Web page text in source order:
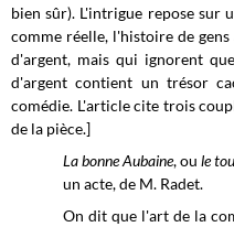
bien sûr). L'intrigue repose sur
comme réelle, l'histoire de
d'argent, mais qui ignorent
d'argent contient un trésor
comédie. L'article cite trois
de la pièce.]
La bonne Aubaine, oule
un acte, de M. Radet.
On dit que l'art de la